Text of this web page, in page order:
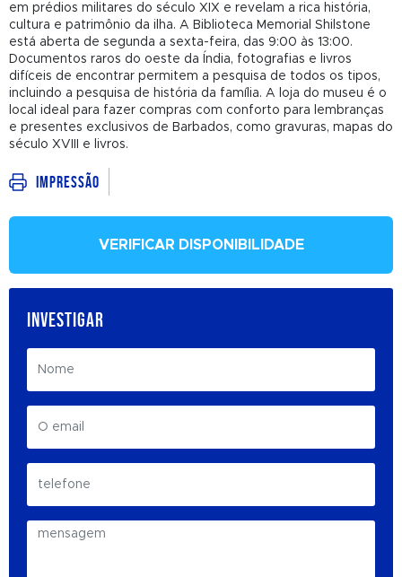
em prédios militares do século XIX e revelam a rica história,
cultura e patrimônio da ilha. A Biblioteca Memorial Shilstone
está aberta de segunda a sexta-feira, das 9:00 às 13:00.
Documentos raros do oeste da Índia, fotografias e livros
difíceis de encontrar permitem a pesquisa de todos os tipos,
incluindo a pesquisa de história da família. A loja do museu é o
local ideal para fazer compras com conforto para lembranças
e presentes exclusivos de Barbados, como gravuras, mapas do
século XVIII e livros.
Impressão
VERIFICAR DISPONIBILIDADE
INVESTIGAR